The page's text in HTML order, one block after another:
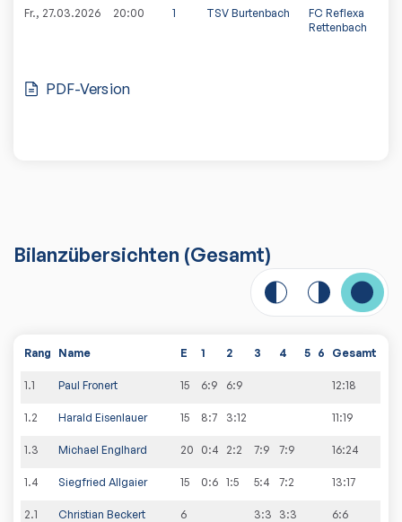
Fr., 27.03.2026 20:00 1 TSV Burtenbach
FC Reflexa
Rettenbach
PDF-Version
Bilanzübersichten (Gesamt)
Rang Name E 1 2 3 4 5 6 Gesamt
1.1 Paul Fronert 15 6:9 6:9 12:18
1.2 Harald Eisenlauer 15 8:7 3:12 11:19
1.3 Michael Englhard 20 0:4 2:2 7:9 7:9 16:24
1.4 Siegfried Allgaier 15 0:6 1:5 5:4 7:2 13:17
2.1 Christian Beckert 6 3:3 3:3 6:6